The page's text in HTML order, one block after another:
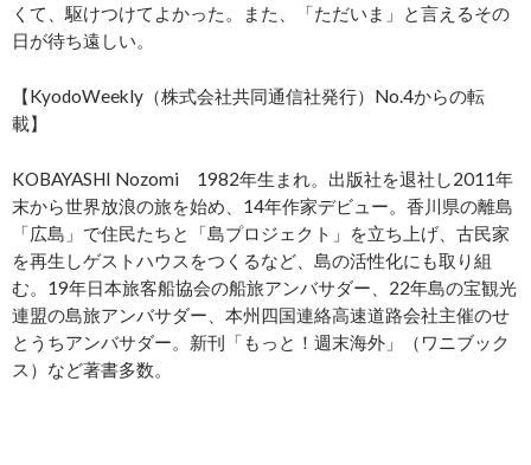
くて、駆けつけてよかった。また、「ただいま」と言えるその
日が待ち遠しい。
【KyodoWeekly（株式会社共同通信社発行）No.4からの転
載】
KOBAYASHI Nozomi 1982年生まれ。出版社を退社し2011年
末から世界放浪の旅を始め、14年作家デビュー。香川県の離島
「広島」で住民たちと「島プロジェクト」を立ち上げ、古民家
を再生しゲストハウスをつくるなど、島の活性化にも取り組
む。19年日本旅客船協会の船旅アンバサダー、22年島の宝観光
連盟の島旅アンバサダー、本州四国連絡高速道路会社主催のせ
とうちアンバサダー。新刊「もっと！週末海外」（ワニブック
ス）など著書多数。